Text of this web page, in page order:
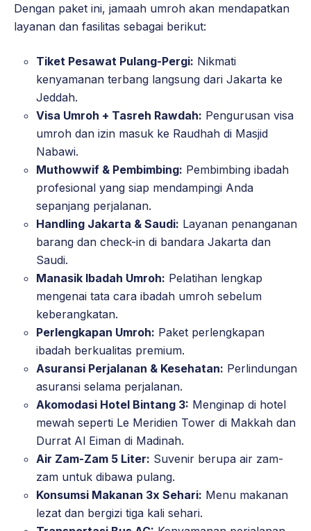
Dengan paket ini, jamaah umroh akan mendapatkan
layanan dan fasilitas sebagai berikut:
Tiket Pesawat Pulang-Pergi: Nikmati
kenyamanan terbang langsung dari Jakarta ke
Jeddah.
Visa Umroh + Tasreh Rawdah: Pengurusan visa
umroh dan izin masuk ke Raudhah di Masjid
Nabawi.
Muthowwif & Pembimbing: Pembimbing ibadah
profesional yang siap mendampingi Anda
sepanjang perjalanan.
Handling Jakarta & Saudi: Layanan penanganan
barang dan check-in di bandara Jakarta dan
Saudi.
Manasik Ibadah Umroh: Pelatihan lengkap
mengenai tata cara ibadah umroh sebelum
keberangkatan.
Perlengkapan Umroh: Paket perlengkapan
ibadah berkualitas premium.
Asuransi Perjalanan & Kesehatan: Perlindungan
asuransi selama perjalanan.
Akomodasi Hotel Bintang 3: Menginap di hotel
mewah seperti Le Meridien Tower di Makkah dan
Durrat Al Eiman di Madinah.
Air Zam-Zam 5 Liter: Suvenir berupa air zam-
zam untuk dibawa pulang.
Konsumsi Makanan 3x Sehari: Menu makanan
lezat dan bergizi tiga kali sehari.